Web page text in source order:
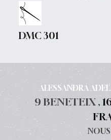
DMC 301
ALESSANDRA
9 BENETEIX ,